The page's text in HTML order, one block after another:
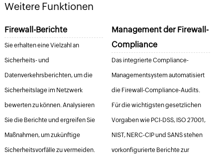
Weitere Funktionen
Firewall-Berichte
Sie erhalten eine Vielzahl an
Sicherheits- und
Datenverkehrsberichten, um die
Sicherheitslage im Netzwerk
bewerten zu können. Analysieren
Sie die Berichte und ergreifen Sie
Maßnahmen, um zukünftige
Sicherheitsvorfälle zu vermeiden.
Management der Firewall-
Compliance
Das integrierte Compliance-
Managementsystem automatisiert
die Firewall-Compliance-Audits.
Für die wichtigsten gesetzlichen
Vorgaben wie PCI-DSS, ISO 27001,
NIST, NERC-CIP und SANS stehen
vorkonfigurierte Berichte zur